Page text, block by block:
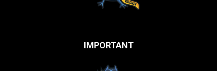
IMPORTANT